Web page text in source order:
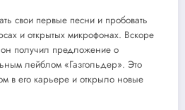
свои первые песни и пробовать
и открытых микрофонах. Вскоре
получил предложение о
лейблом «Газгольдер». Это
в его карьере и открыло новые